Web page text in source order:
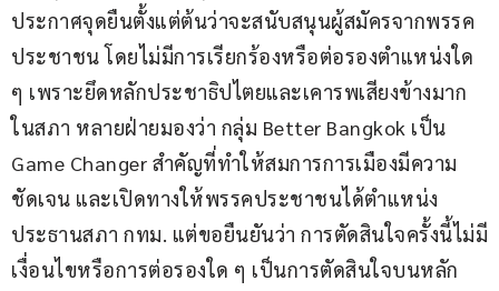
ประกาศจุดยืนตั้งแต่ต้นว่าจะสนับสนุนผู้สมัครจากพรรค
ประชาชน โดยไม่มีการเรียกร้องหรือต่อรองตำแหน่งใด
ๆ เพราะยึดหลักประชาธิปไตยและเคารพเสียงข้างมาก
ในสภา หลายฝ่ายมองว่า กลุ่ม Better Bangkok เป็น
Game Changer สำคัญที่ทำให้สมการการเมืองมีความ
ชัดเจน และเปิดทางให้พรรคประชาชนได้ตำแหน่ง
ประธานสภา กทม. แต่ขอยืนยันว่า การตัดสินใจครั้งนี้ไม่มี
เงื่อนไขหรือการต่อรองใด ๆ เป็นการตัดสินใจบนหลัก